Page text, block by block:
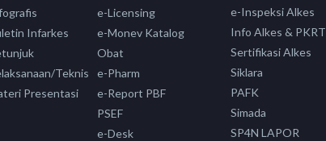
Infarkes
Teknis
Presentasi
e-Licensing
e-Monev Katalog
Obat
e-Pharm
e-Report PBF
PSEF
e-Desk
e-Inspeksi Alkes
Info Alkes & PKRT
Sertifikasi Alkes
Siklara
PAFK
Simada
SP4N LAPOR